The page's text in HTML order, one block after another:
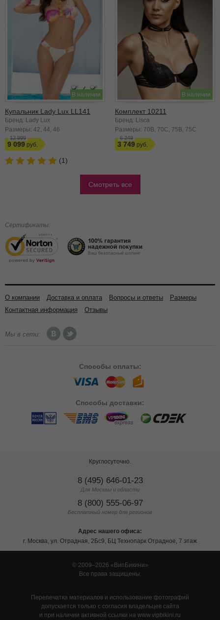
В наличии
Купальник Lady Lux LL141
Бренд: Lady Lux
Размеры: 42 44 46
12 999
9 099
(1)
В наличии
Комплект 10211
Бренд: Lisca
Размеры: 70B 70C 75B 75C
6 249
3 749
Смотреть все
Сертификаты:
О компании Доставка и оплата Вопросы и ответы
Размеры
Контактная информация
Отзывы
Мы в сети:
Способы оплаты:
Способы доставки:
Круглосуточно.
8 (495) 646-01-23
Для Москвы и области
8 (800) 555-06-97
Бесплатный номер для регионов
Адрес нашего офиса:
г. Москва, ул. Отрадная, 2Бс9, БЦ Технопарк Отрадное, 7 этаж
© 2009–2026
ВипБикини
Все права защищены.
Перепечатка материалов и использование фотографий
допускается только с согласия владельцев сайта
и при наличии активной ссылки на www.vipbikini.ru